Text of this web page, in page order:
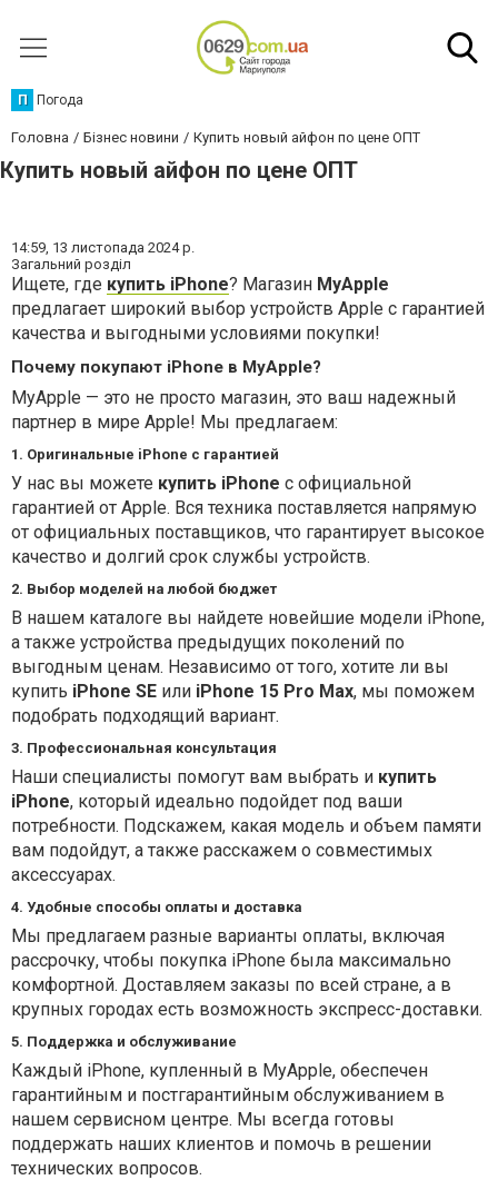
П Погода
Головна Бізнес новини Купить новый айфон по цене ОПТ
Купить новый айфон по цене ОПТ
14:59, 13 листопада 2024 р.
Загальний розділ
Ищете, где купить iPhone? Магазин MyApple
предлагает широкий выбор устройств Apple с гарантией
качества и выгодными условиями покупки!
Почему покупают iPhone в MyApple?
MyApple — это не просто магазин, это ваш надежный
партнер в мире Apple! Мы предлагаем:
1. Оригинальные iPhone с гарантией
У нас вы можете купить iPhone с официальной
гарантией от Apple. Вся техника поставляется напрямую
от официальных поставщиков, что гарантирует высокое
качество и долгий срок службы устройств.
2. Выбор моделей на любой бюджет
В нашем каталоге вы найдете новейшие модели iPhone,
а также устройства предыдущих поколений по
выгодным ценам. Независимо от того, хотите ли вы
купить iPhone SE или iPhone 15 Pro Max, мы поможем
подобрать подходящий вариант.
3. Профессиональная консультация
Наши специалисты помогут вам выбрать и купить
iPhone, который идеально подойдет под ваши
потребности. Подскажем, какая модель и объем памяти
вам подойдут, а также расскажем о совместимых
аксессуарах.
4. Удобные способы оплаты и доставка
Мы предлагаем разные варианты оплаты, включая
рассрочку, чтобы покупка iPhone была максимально
комфортной. Доставляем заказы по всей стране, а в
крупных городах есть возможность экспресс-доставки.
5. Поддержка и обслуживание
Каждый iPhone, купленный в MyApple, обеспечен
гарантийным и постгарантийным обслуживанием в
нашем сервисном центре. Мы всегда готовы
поддержать наших клиентов и помочь в решении
технических вопросов.